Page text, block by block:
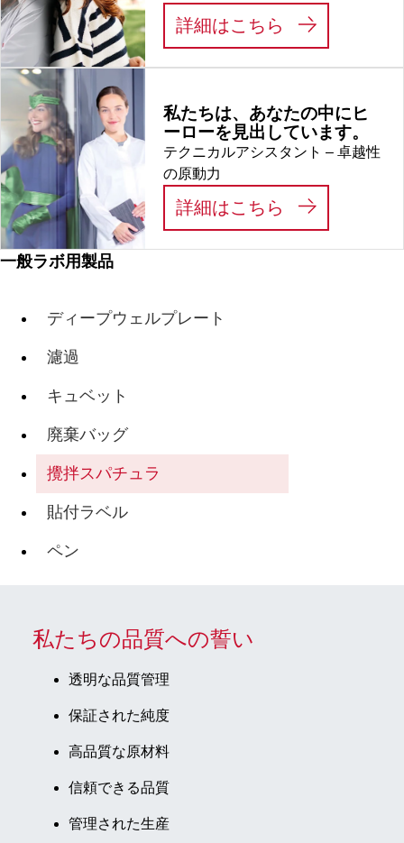
一般ラボ用製品
ディープウェルプレート
濾過
キュベット
廃棄バッグ
攪拌スパチュラ
貼付ラベル
ペン
詳細はこちら LIFE
私たちは、あなたの中にヒ
ーローを見出しています。
テクニカルアシスタント – 卓越性
の原動力
詳細はこちら 私たちは、
私たちの品質への誓い
透明な品質管理
保証された純度
高品質な原材料
信頼できる品質
管理された生産